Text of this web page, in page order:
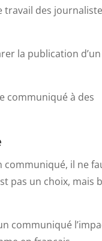
des
la publication
communiqué à des
communiqué, il ne
pas un choix, mais
communiqué